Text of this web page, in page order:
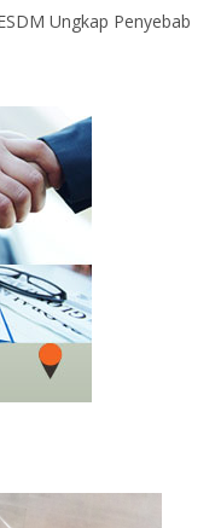
Ungkap Penyebab